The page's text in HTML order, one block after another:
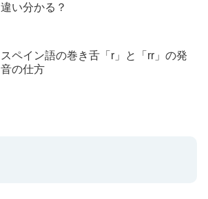
違い分かる？
スペイン語の巻き舌「r」と「rr」の発
音の仕方